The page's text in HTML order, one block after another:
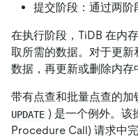
提交阶段：通过两阶
在执行阶段，TiDB 在内
取所需的数据。对于更新
数据，再更新或删除内存
带有点查和批量点查的加
UPDATE ) 是一个例外。该
Procedure Call) 请求中